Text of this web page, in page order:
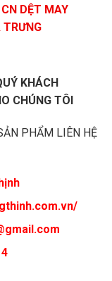
DỆT MAY
TRƯNG
KHÁCH
CHÚNG TÔI
PHẨM LIÊN HỆ